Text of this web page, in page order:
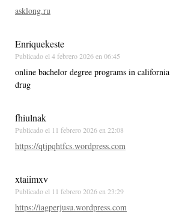
asklong.ru
Enriquekeste
Publicado el 4 febrero 2026 en 06:45
online bachelor degree programs in california
drug
fhiulnak
Publicado el 11 febrero 2026 en 22:08
https://qtjpqhtfcs.wordpress.com
xtaiimxv
Publicado el 11 febrero 2026 en 23:29
https://iagperjusu.wordpress.com